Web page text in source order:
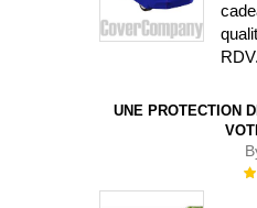
RDV.
UNE PROTECTION